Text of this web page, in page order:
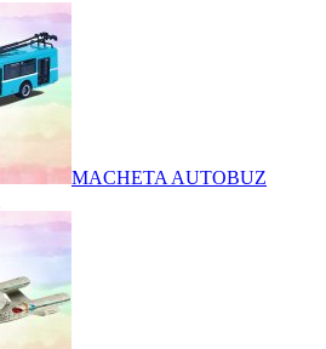
MACHETA AUTOBUZ